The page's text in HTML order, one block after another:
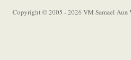
Copyright © 2005 - 2026 VM Samael